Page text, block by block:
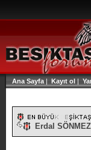
Ana Sayfa | Kayıt ol |
Erdal